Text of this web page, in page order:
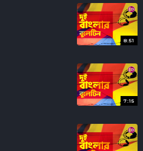
8:51
7:15